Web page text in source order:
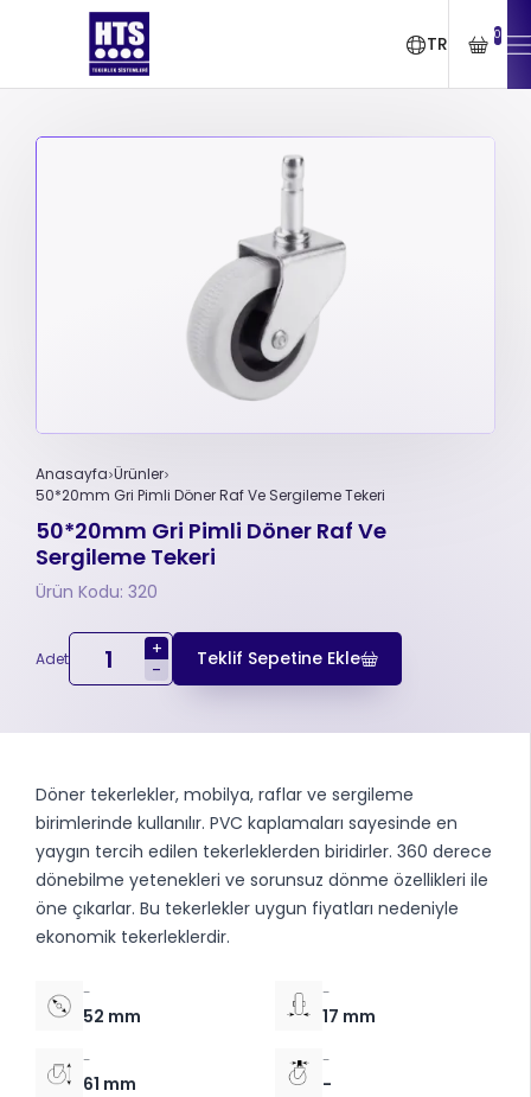
TR 0
Anasayfa Ürünler
50*20mm Gri Pimli Döner Raf Ve Sergileme Tekeri
50*20mm Gri Pimli Döner Raf Ve
Sergileme Tekeri
Ürün Kodu: 320
Adet
+
-
Teklif Sepetine Ekle
Döner tekerlekler, mobilya, raflar ve sergileme
birimlerinde kullanılır. PVC kaplamaları sayesinde en
yaygın tercih edilen tekerleklerden biridirler. 360 derece
dönebilme yetenekleri ve sorunsuz dönme özellikleri ile
öne çıkarlar. Bu tekerlekler uygun fiyatları nedeniyle
ekonomik tekerleklerdir.
-
52 mm
-
17 mm
-
61 mm
-
-